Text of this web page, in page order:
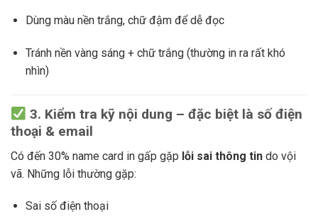
Dùng màu nền trắng, chữ đậm để dễ đọc
Tránh nền vàng sáng + chữ trắng (thường in ra rất khó
nhìn)
3. Kiểm tra kỹ nội dung – đặc biệt là số điện
thoại & email
Có đến 30% name card in gấp gặp lỗi sai thông tin do vội
vã. Những lỗi thường gặp:
Sai số điện thoại